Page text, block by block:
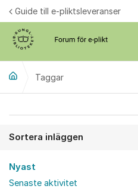
Hoppa till innehåll
Guide till e-pliktsleveranser
Taggar
Sortera inläggen
Nyast
Senaste aktivitet